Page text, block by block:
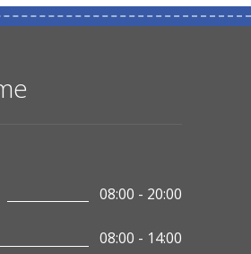
08:00 - 20:00
08:00 - 14:00